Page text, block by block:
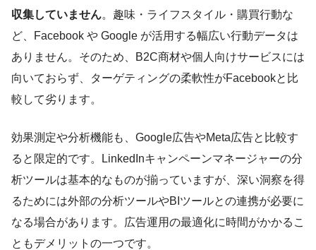
収集していません。趣味・ライフスタイル・購買行動な
ど、Facebook や Google が活用する幅広い行動データは
ありません。そのため、B2C商材や個人向けサービスには
向いておらず、ターゲティングの柔軟性がFacebookと比
較して劣ります。
効果測定や分析機能も、Google広告やMeta広告と比較す
ると限定的です。LinkedInキャンペーンマネージャーの分
析ツールは基本的なものが揃っていますが、深い洞察を得
るためには外部の分析ツールやBIツールとの連携が必要に
なる場合があります。広告運用の最適化に時間がかかるこ
ともデメリットの一つです。